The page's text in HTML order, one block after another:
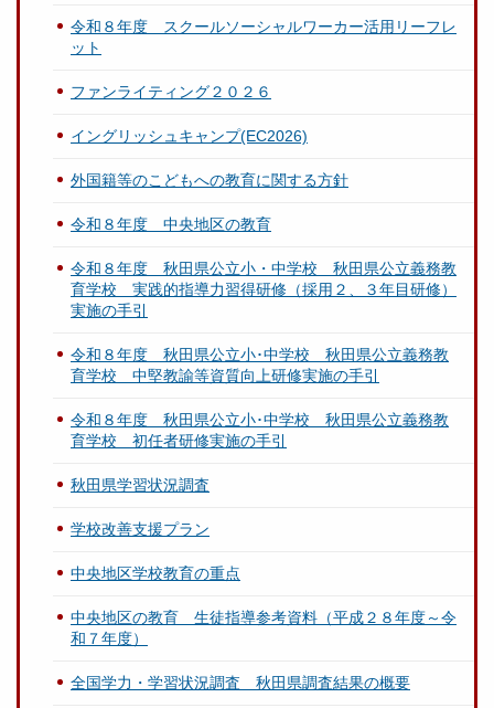
令和８年度 スクールソーシャルワーカー活用リーフレ
ット
ファンライティング２０２６
イングリッシュキャンプ(EC2026)
外国籍等のこどもへの教育に関する方針
令和８年度 中央地区の教育
令和８年度 秋田県公立小・中学校 秋田県公立義務教
育学校 実践的指導力習得研修（採用２、３年目研修）
実施の手引
令和８年度 秋田県公立小･中学校 秋田県公立義務教
育学校 中堅教諭等資質向上研修実施の手引
令和８年度 秋田県公立小･中学校 秋田県公立義務教
育学校 初任者研修実施の手引
秋田県学習状況調査
学校改善支援プラン
中央地区学校教育の重点
中央地区の教育 生徒指導参考資料（平成２８年度～令
和７年度）
全国学力・学習状況調査 秋田県調査結果の概要